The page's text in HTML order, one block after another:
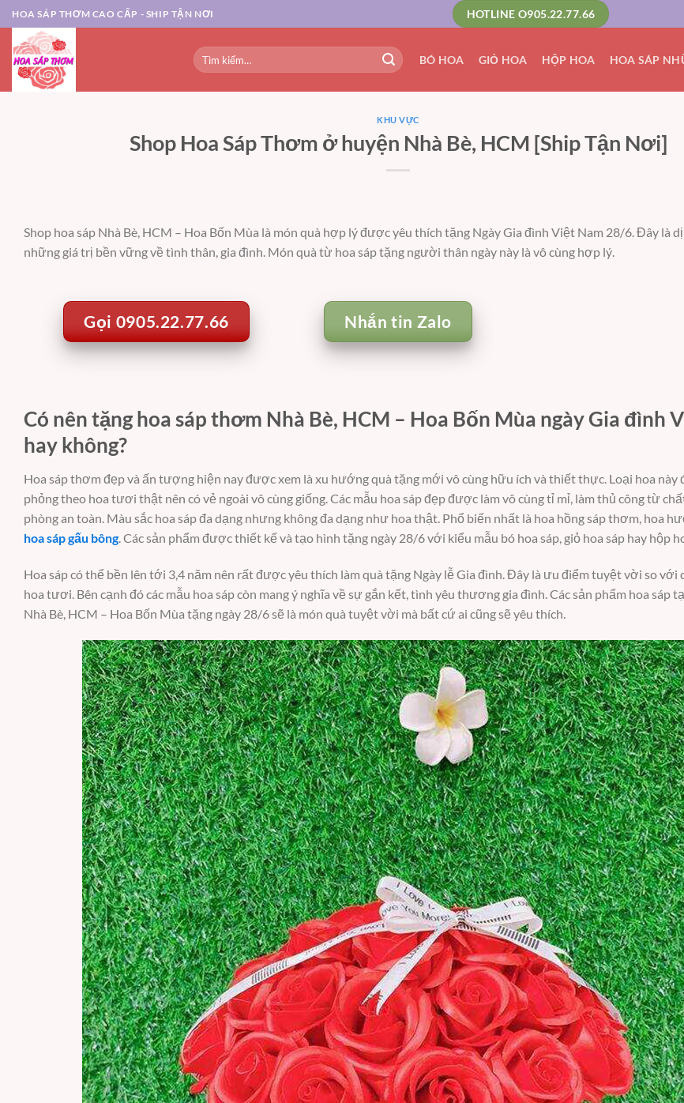
Chuyển
đến
nội
dung
HOA SÁP THƠM CAO CẤP - SHIP TẬN NƠI HOTLINE O905.22.77.66
Tìm
kiếm:
BÓ HOA GIỎ HOA HỘP HOA HOA SÁP
KHU VỰC
Shop Hoa Sáp Thơm ở huyện Nhà Bè, HCM [Ship Tận Nơi]
Shop hoa sáp Nhà Bè, HCM – Hoa Bốn Mùa là món quà hợp lý được yêu thích tặng Ngày Gia đình Việt Nam 28/6. Đây là
những giá trị bền vững về tình thân, gia đình. Món quà từ hoa sáp tặng người thân ngày này là vô cùng hợp lý.
Gọi 0905.22.77.66 Nhắn tin Zalo
Có nên tặng hoa sáp thơm Nhà Bè, HCM – Hoa Bốn Mùa ngày Gia đình
hay không?
Hoa sáp thơm đẹp và ấn tượng hiện nay được xem là xu hướng quà tặng mới vô cùng hữu ích và thiết thực. Loại hoa này
phỏng theo hoa tươi thật nên có vẻ ngoài vô cùng giống. Các mẫu hoa sáp đẹp được làm vô cùng tỉ mỉ, làm thủ công từ
phòng an toàn. Màu sắc hoa sáp đa dạng nhưng không đa dạng như hoa thật. Phổ biến nhất là hoa hồng sáp thơm, hoa
hoa sáp gấu bông. Các sản phẩm được thiết kế và tạo hình tặng ngày 28/6 với kiểu mẫu bó hoa sáp, giỏ hoa sáp hay hộp
Hoa sáp có thể bền lên tới 3,4 năm nên rất được yêu thích làm quà tặng Ngày lễ Gia đình. Đây là ưu điểm tuyệt vời so với
hoa tươi. Bên cạnh đó các mẫu hoa sáp còn mang ý nghĩa về sự gắn kết, tình yêu thương gia đình. Các sản phẩm hoa sáp
Nhà Bè, HCM – Hoa Bốn Mùa tặng ngày 28/6 sẽ là món quà tuyệt vời mà bất cứ ai cũng sẽ yêu thích.